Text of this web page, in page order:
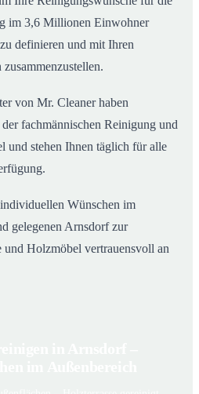
im 3,6 Millionen Einwohner
definieren und mit Ihren
von Mr. Cleaner haben
fachmännischen Reinigung und
und stehen Ihnen täglich für alle
Wünschen im
gelegenen Arnsdorf zur
und Holzmöbel vertrauensvoll an